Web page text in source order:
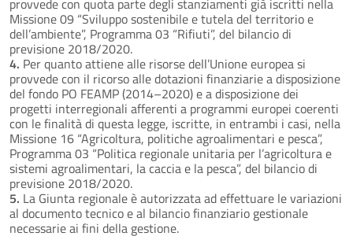
Missione 09 “Sviluppo sostenibile e tutela del territorio e
dell’ambiente”, Programma 03 “Rifiuti”, del bilancio di
previsione 2018/2020.
4. Per quanto attiene alle risorse dell’Unione europea si
provvede con il ricorso alle dotazioni finanziarie a disposizione
del fondo PO FEAMP (2014–2020) e a disposizione dei
progetti interregionali afferenti a programmi europei coerenti
con le finalità di questa legge, iscritte, in entrambi i casi, nella
Missione 16 “Agricoltura, politiche agroalimentari e pesca”,
Programma 03 “Politica regionale unitaria per l’agricoltura e
sistemi agroalimentari, la caccia e la pesca”, del bilancio di
previsione 2018/2020.
5. La Giunta regionale è autorizzata ad effettuare le variazioni
al documento tecnico e al bilancio finanziario gestionale
necessarie ai fini della gestione.